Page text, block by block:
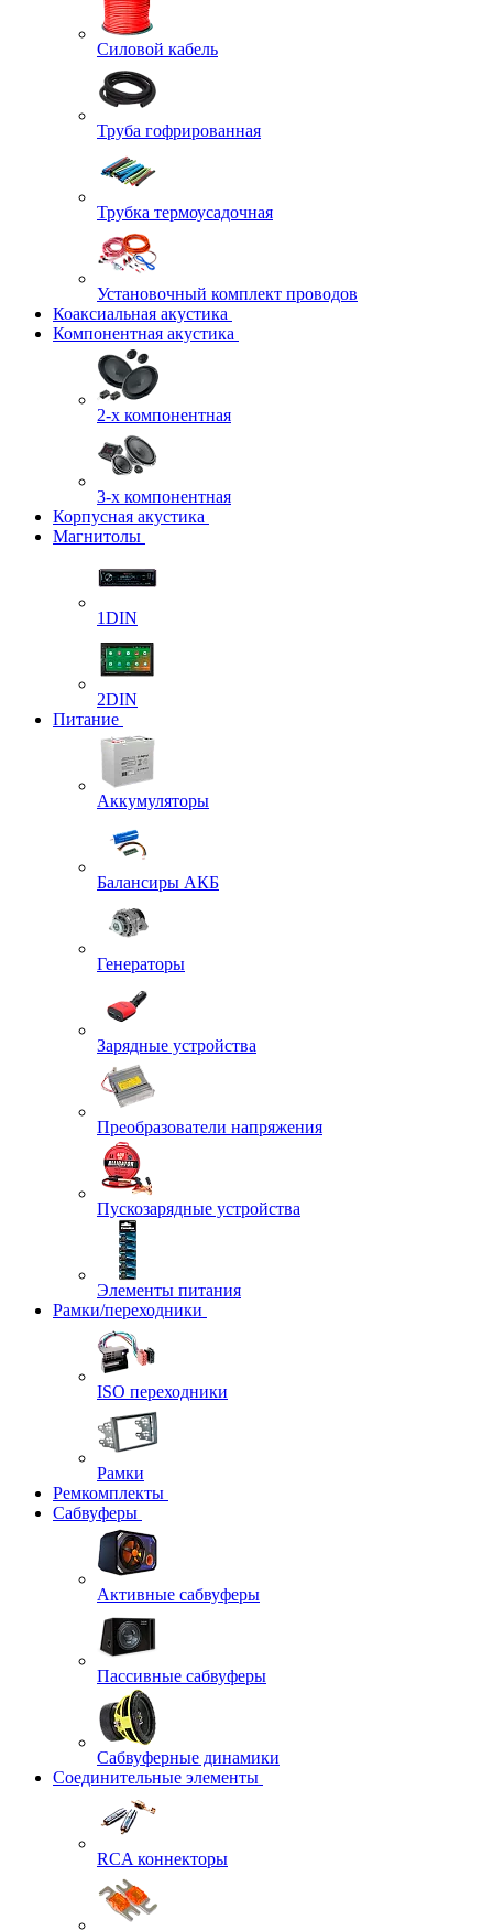
Силовой кабель
Труба гофрированная
Трубка термоусадочная
Установочный комплект проводов
Коаксиальная акустика
Компонентная акустика
2-х компонентная
3-х компонентная
Корпусная акустика
Магнитолы
1DIN
2DIN
Питание
Аккумуляторы
Балансиры АКБ
Генераторы
Зарядные устройства
Преобразователи напряжения
Пускозарядные устройства
Элементы питания
Рамки/переходники
ISO переходники
Рамки
Ремкомплекты
Сабвуферы
Активные сабвуферы
Пассивные сабвуферы
Сабвуферные динамики
Соединительные элементы
RCA коннекторы